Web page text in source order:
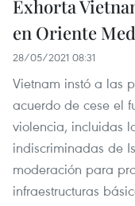
Exhorta
en Oriente
28/05/2021 08:31
Vietnam instó a las
acuerdo de cese el
violencia, incluidas
indiscriminadas de
moderación para
infraestructuras